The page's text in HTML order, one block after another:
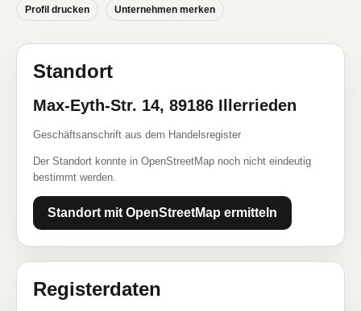
Profil drucken Unternehmen merken
Standort
Max-Eyth-Str. 14, 89186 Illerrieden
Geschäftsanschrift aus dem Handelsregister
Der Standort konnte in OpenStreetMap noch nicht eindeutig
bestimmt werden.
Standort mit OpenStreetMap ermitteln
Registerdaten